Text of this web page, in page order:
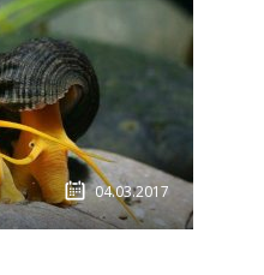
04.03.2017